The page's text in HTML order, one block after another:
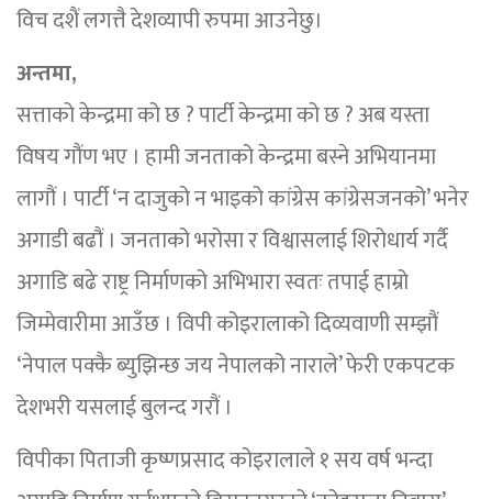
विच दशैं लगत्तै देशव्यापी रुपमा आउनेछु।
अन्तमा,
सत्ताको केन्द्रमा को छ ? पार्टी केन्द्रमा को छ ? अब यस्ता
विषय गौंण भए । हामी जनताको केन्द्रमा बस्ने अभियानमा
लागौं । पार्टी ‘न दाजुको न भाइको कांग्रेस कांग्रेसजनको’ भनेर
अगाडी बढौं । जनताको भरोसा र विश्वासलाई शिरोधार्य गर्दै
अगाडि बढे राष्ट्र निर्माणको अभिभारा स्वतः तपाई हाम्रो
जिम्मेवारीमा आउँछ । विपी कोइरालाको दिव्यवाणी सम्झौं
‘नेपाल पक्कै ब्युझिन्छ जय नेपालको नाराले’ फेरी एकपटक
देशभरी यसलाई बुलन्द गरौं ।
विपीका पिताजी कृष्णप्रसाद कोइरालाले १ सय वर्ष भन्दा